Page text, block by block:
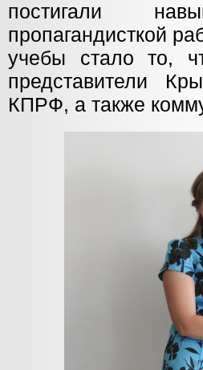
постигали
пропагандисткой
учебы стало то,
представители
КПРФ, а также